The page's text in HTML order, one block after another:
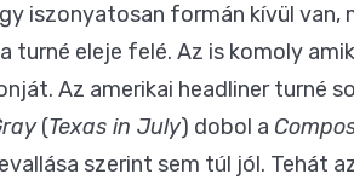
iszonyatosan formán kívül van,
turné eleje felé. Az is komoly
Az amerikai headliner turné
(Texas in July) dobol a
szerint sem túl jól. Tehát